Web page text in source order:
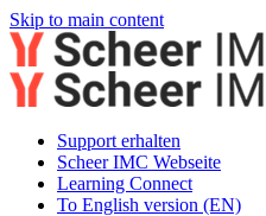
Skip to main content
Support erhalten
Scheer IMC Webseite
Learning Connect
To English version (EN)